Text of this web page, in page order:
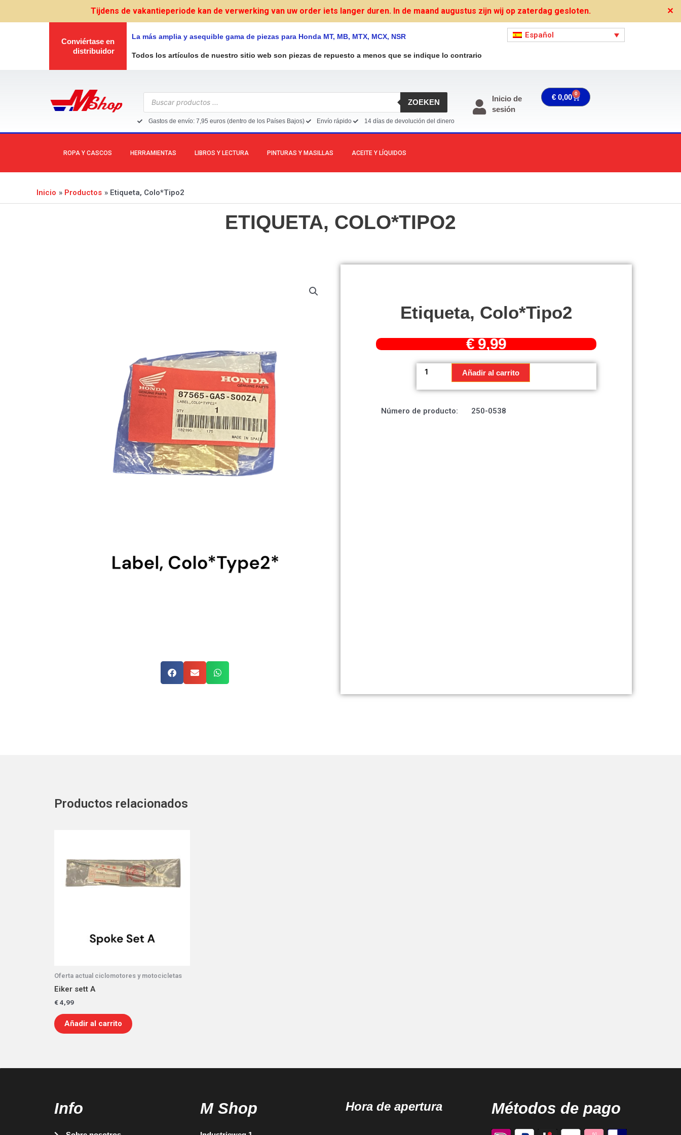
Tijdens de vakantieperiode kan de verwerking van uw order iets langer duren. In de maand augustus zijn wij op zaterdag gesloten. ✕
Conviértase en
distribuidor
La más amplia y asequible gama de piezas para Honda MT, MB, MTX, MCX, NSR
Todos los artículos de nuestro sitio web son piezas de repuesto a menos que se indique lo contrario
Español
Búsqueda
de
productos
ZOEKEN
Gastos de envío: 7,95 euros (dentro de los Países Bajos) Envío rápido 14 días de devolución del dinero
Inicio de
sesión
€ 0,00 0 Carrito
ROPA Y CASCOS HERRAMIENTAS LIBROS Y LECTURA PINTURAS Y MASILLAS ACEITE Y LÍQUIDOS
Inicio Productos Etiqueta, Colo*Tipo2
ETIQUETA, COLO*TIPO2
Etiqueta, Colo*Tipo2
€9,99
Etiqueta,
Colo*Tipo2
cantidad
Añadir al carrito
Número de producto: 250-0538
Productos relacionados
Oferta actual ciclomotores y motocicletas
Eiker sett A
€4,99
Añadir al carrito
Info M Shop Hora de apertura Métodos de pago